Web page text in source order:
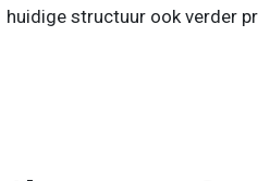
huidige structuur ook verder